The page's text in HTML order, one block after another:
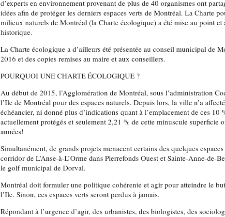
d’experts en environnement provenant de plus de 40 organismes ont
idées afin de protéger les derniers espaces verts de Montréal. La Charte
milieux naturels de Montréal (la Charte écologique) a été mise au point
historique.
La Charte écologique a d’ailleurs été présentée au conseil municipal de
2016 et des copies remises au maire et aux conseillers.
POURQUOI UNE CHARTE ÉCOLOGIQUE ?
Au début de 2015, l’Agglomération de Montréal, sous l’administration
l’Ile de Montréal pour des espaces naturels. Depuis lors, la ville n’a
échéancier, ni donné plus d’indications quant à l’emplacement de ces 10
actuellement protégés et seulement 2,21 % de cette minuscule superficie
années!
Simultanément, de grands projets menacent certains des quelques
corridor de L’Anse-à-L’Orme dans Pierrefonds Ouest et Sainte-Anne-
le golf municipal de Dorval.
Montréal doit formuler une politique cohérente et agir pour atteindre le
l’Ile. Sinon, ces espaces verts seront perdus à jamais.
Répondant à l’urgence d’agir, des urbanistes, des biologistes, des